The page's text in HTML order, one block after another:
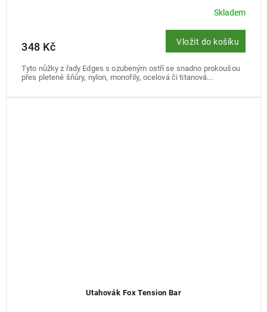
Skladem
348 Kč Vložit do košíku
Tyto nůžky z řady Edges s ozubeným ostří se snadno prokoušou
přes pletené šňůry, nylon, monofily, ocelová či titanová...
Utahovák Fox Tension Bar